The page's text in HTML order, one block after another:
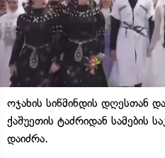
ოჯახის სიწმინდის დღესთან
ქაშუეთის ტაძრიდან სამების
დაიძრა.